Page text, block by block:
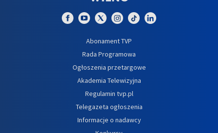
Abonament TVP
Rada Programowa
Ogłoszenia przetargowe
Akademia Telewizyjna
Regulamin tvp.pl
Telegazeta ogłoszenia
Informacje o nadawcy